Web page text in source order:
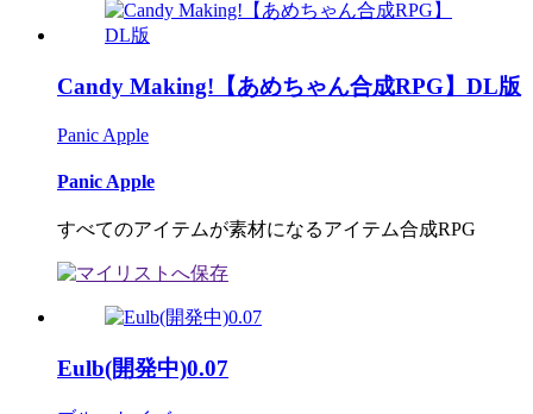
Candy Making!【あめちゃん合成RPG】DL版
Panic Apple
Panic Apple
すべてのアイテムが素材になるアイテム合成RPG
Eulb(開発中)0.07